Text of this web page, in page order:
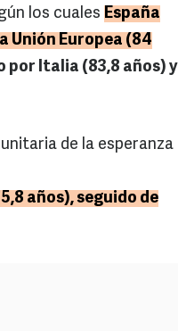
los cuales España
Unión Europea (84
por Italia (83,8 años) y
de la esperanza
años), seguido de